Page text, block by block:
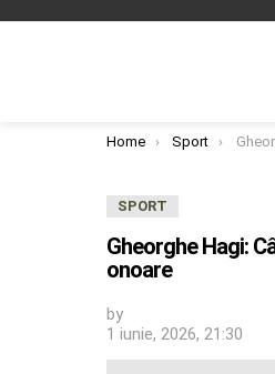
You are here:
Home Sport Gheorghe
SPORT
Gheorghe Hagi:
onoare
by
1 iunie, 2026, 21:30